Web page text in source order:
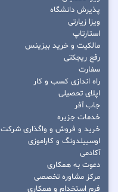
پذیرش دانشگاه
ویزا زیارتی
استارتاپ
مالکیت و خرید بیزینس
رفع ریجکتی
سفارت
راه اندازی کسب و کار
اپلای تحصیلی
جاب آفر
خدمات جزیره
خرید و فروش و واگذاری شرکت
اوسبیلدونگ و کاراموزی
آکادمی
دعوت به همکاری
مرکز مشاوره تخصصی
فرم استخدام و همکاری